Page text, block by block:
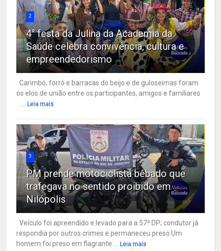
2
4° festa da Julina da Academia da
Saúde celebra convivência, cultura e
empreendedorismo
Carimbó, forró e barracas do beijo e de guloseimas foram
os elos de união entre os participantes, amigos e familiares
Leia mais
3
PM prende motociclista bêbado que
trafegava no sentido proibido em
Nilópolis
Veículo foi apreendido e levado para a 57ª DP; condutor já
respondia por outros crimes e permaneceu preso Um
homem foi preso em flagrante ...
Leia mais